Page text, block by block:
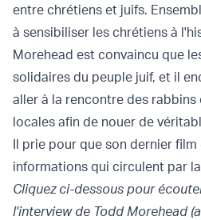
entre chrétiens et juifs.
à sensibiliser les chrétiens à
Morehead est convaincu que
solidaires du peuple juif, et il
aller à la rencontre des
locales afin de nouer de
Il prie pour que son dernier film
informations qui circulent par
Cliquez ci-dessous pour
l'interview de Todd Morehead